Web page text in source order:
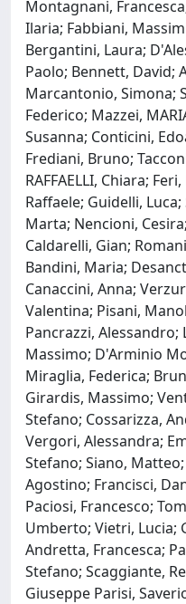
Montagnani,
Ilaria; Fabbiani,
Bergantini, Laura;
Paolo; Bennett, David;
Marcantonio, Simona;
Federico; Mazzei,
Susanna; Conticini,
Frediani, Bruno;
RAFFAELLI, Chiara;
Raffaele; Guidelli,
Marta; Nencioni,
Caldarelli, Gian;
Bandini, Maria;
Canaccini, Anna;
Valentina; Pisani,
Pancrazzi,
Massimo; D'Arminio
Miraglia, Federica;
Girardis, Massimo;
Stefano; Cossarizza,
Vergori, Alessandra;
Stefano; Siano,
Agostino; Francisci,
Paciosi, Francesco;
Umberto; Vietri, Lucia;
Andretta, Francesca;
Stefano; Scaggiante,
Giuseppe Parisi,